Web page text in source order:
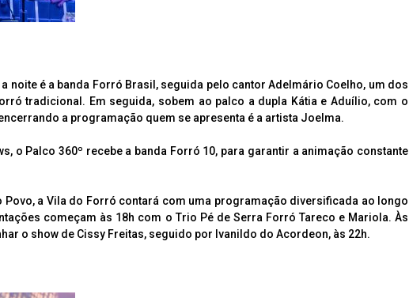
noite é a banda Forró Brasil, seguida pelo cantor Adelmário Coelho, um dos
tradicional. Em seguida, sobem ao palco a dupla Kátia e Aduílio, com o
a programação quem se apresenta é a artista Joelma.
o Palco 360º recebe a banda Forró 10, para garantir a animação constante
a Vila do Forró contará com uma programação diversificada ao longo
começam às 18h com o Trio Pé de Serra Forró Tareco e Mariola. Às
o show de Cissy Freitas, seguido por Ivanildo do Acordeon, às 22h.